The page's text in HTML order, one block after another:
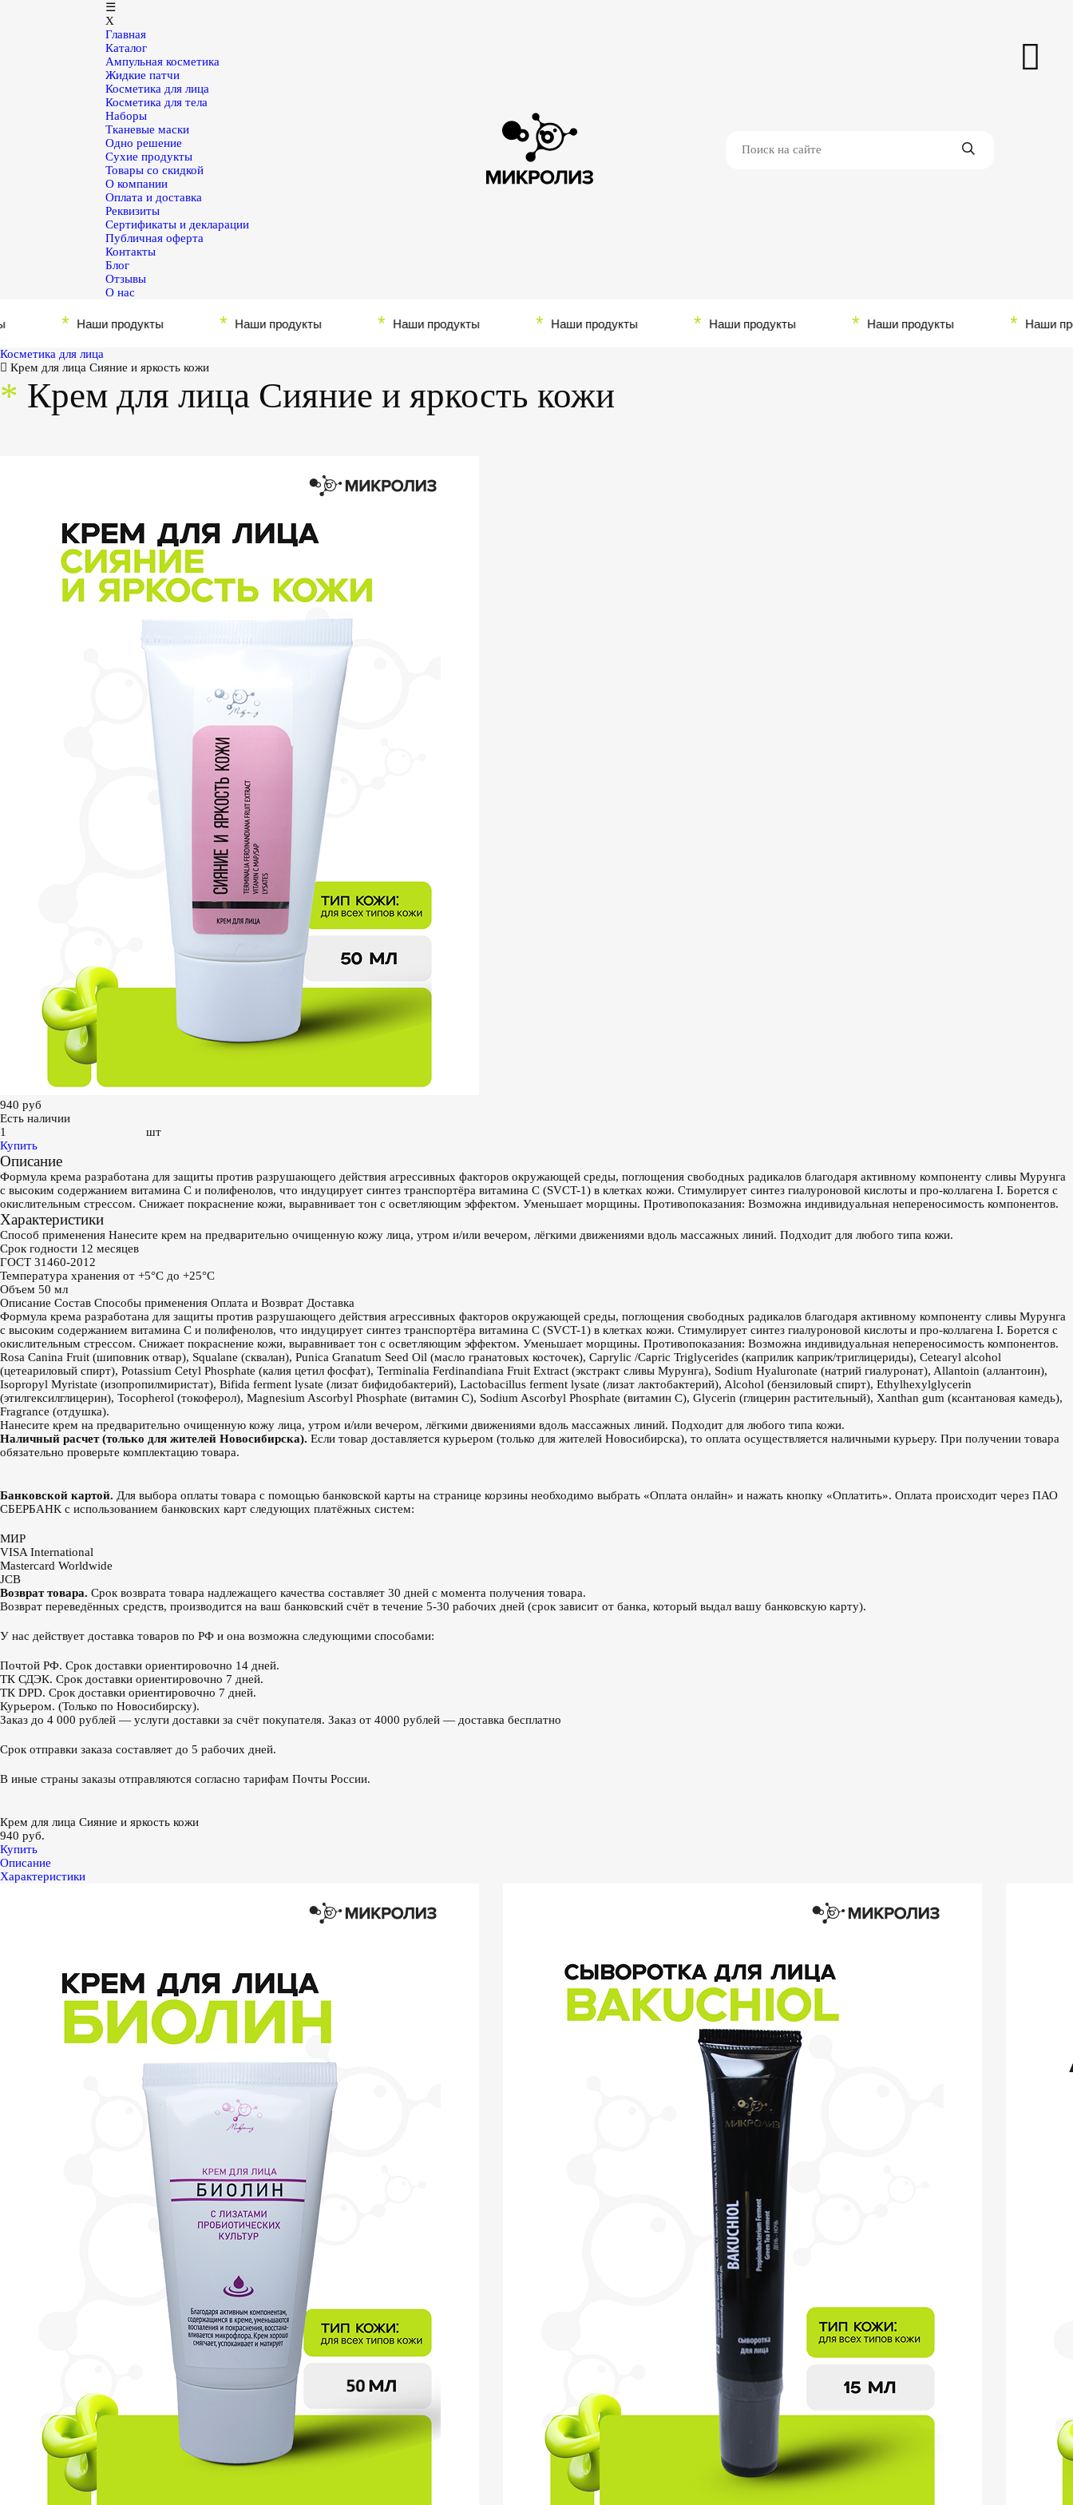
☰
X
Главная
Каталог
Ампульная косметика
Жидкие патчи
Косметика для лица
Косметика для тела
Наборы
Тканевые маски
Одно решение
Сухие продукты
Товары со скидкой
О компании
Оплата и доставка
Реквизиты
Сертификаты и декларации
Публичная оферта
Контакты
Блог
Отзывы
О нас
Наши продукты Наши продукты Наши продукты Наши продукты Наши продукты Наши продукты Наши
Косметика для лица
Крем для лица Сияние и яркость кожи
* Крем для лица Сияние и яркость кожи
940 руб
Есть наличии
шт
Купить
Описание
Формула крема разработана для защиты против разрушающего действия агрессивных факторов окружающей среды, поглощения свободных радикалов благодаря активному компоненту сливы Мурунга
с высоким содержанием витамина С и полифенолов, что индуцирует синтез транспортёра витамина С (SVCT-1) в клетках кожи. Стимулирует синтез гиалуроновой кислоты и про-коллагена I. Борется с
окислительным стрессом. Снижает покраснение кожи, выравнивает тон с осветляющим эффектом. Уменьшает морщины. Противопоказания: Возможна индивидуальная непереносимость компонентов.
Характеристики
Способ применения Нанесите крем на предварительно очищенную кожу лица, утром и/или вечером, лёгкими движениями вдоль массажных линий. Подходит для любого типа кожи.
Срок годности 12 месяцев
ГОСТ 31460-2012
Температура хранения от +5°С до +25°С
Объем 50 мл
Описание Состав Способы применения Оплата и Возврат Доставка
Формула крема разработана для защиты против разрушающего действия агрессивных факторов окружающей среды, поглощения свободных радикалов благодаря активному компоненту сливы Мурунга
с высоким содержанием витамина С и полифенолов, что индуцирует синтез транспортёра витамина С (SVCT-1) в клетках кожи. Стимулирует синтез гиалуроновой кислоты и про-коллагена I. Борется с
окислительным стрессом. Снижает покраснение кожи, выравнивает тон с осветляющим эффектом. Уменьшает морщины. Противопоказания: Возможна индивидуальная непереносимость компонентов.
Rosa Canina Fruit (шиповник отвар), Squalane (сквалан), Punica Granatum Seed Oil (масло гранатовых косточек), Caprylic /Capric Triglycerides (каприлик каприк/триглицериды), Cetearyl alcohol
(цетеариловый спирт), Potassium Cetyl Phosphate (калия цетил фосфат), Terminalia Ferdinandiana Fruit Extract (экстракт сливы Мурунга), Sodium Hyaluronate (натрий гиалуронат), Allantoin (аллантоин),
Isopropyl Myristate (изопропилмиристат), Bifida ferment lysate (лизат бифидобактерий), Lactobacillus ferment lysate (лизат лактобактерий), Alcohol (бензиловый спирт), Ethylhexylglycerin
(этилгексилглицерин), Tocopherol (токоферол), Magnesium Ascorbyl Phosphate (витамин C), Sodium Ascorbyl Phosphate (витамин C), Glycerin (глицерин растительный), Xanthan gum (ксантановая камедь),
Fragrance (отдушка).
Нанесите крем на предварительно очищенную кожу лица, утром и/или вечером, лёгкими движениями вдоль массажных линий. Подходит для любого типа кожи.
Наличный расчет (только для жителей Новосибирска). Если товар доставляется курьером (только для жителей Новосибирска), то оплата осуществляется наличными курьеру. При получении товара
обязательно проверьте комплектацию товара.
Банковской картой. Для выбора оплаты товара с помощью банковской карты на странице корзины необходимо выбрать «Оплата онлайн» и нажать кнопку «Оплатить». Оплата происходит через ПАО
СБЕРБАНК с использованием банковских карт следующих платёжных систем:
МИР
VISA International
Mastercard Worldwide
JCB
Возврат товара. Срок возврата товара надлежащего качества составляет 30 дней с момента получения товара.
Возврат переведённых средств, производится на ваш банковский счёт в течение 5-30 рабочих дней (срок зависит от банка, который выдал вашу банковскую карту).
У нас действует доставка товаров по РФ и она возможна следующими способами:
Почтой РФ. Срок доставки ориентировочно 14 дней.
ТК СДЭК. Срок доставки ориентировочно 7 дней.
ТК DPD. Срок доставки ориентировочно 7 дней.
Курьером. (Только по Новосибирску).
Заказ до 4 000 рублей — услуги доставки за счёт покупателя. Заказ от 4000 рублей — доставка бесплатно
Срок отправки заказа составляет до 5 рабочих дней.
В иные страны заказы отправляются согласно тарифам Почты России.
Крем для лица Сияние и яркость кожи
940 руб.
Купить
Описание
Характеристики